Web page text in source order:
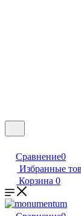
Сравнение0
Избранные
Корзина 0